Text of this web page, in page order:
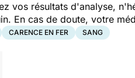
vos résultats d'analyse,
En cas de doute, votre
CARENCE EN FER SANG